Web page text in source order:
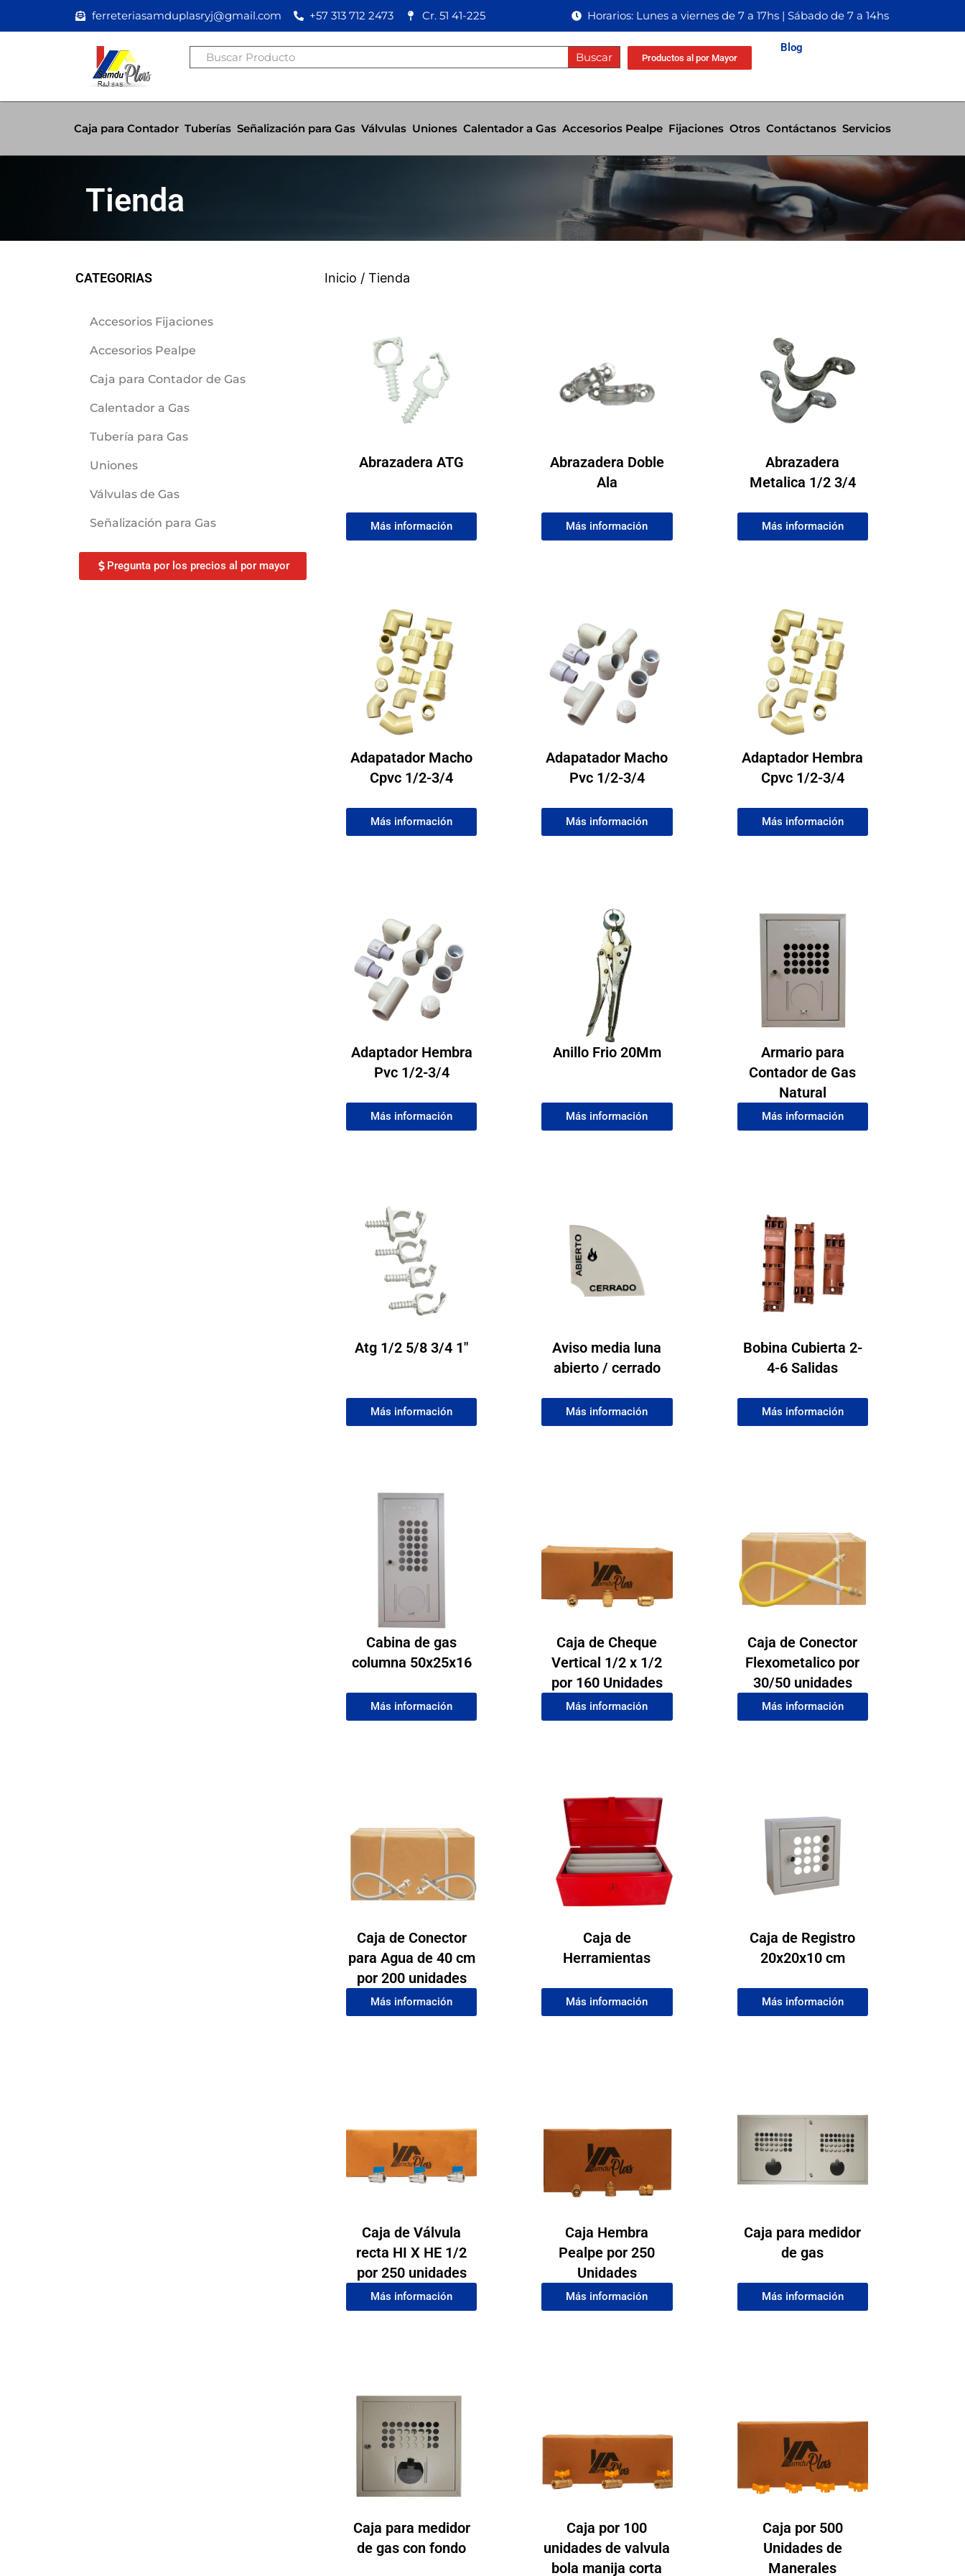
ferreteriasamduplasryj@gmail.com +57 313 712 2473 Cr. 51 41-225 Horarios: Lunes a viernes de 7 a 17hs | Sábado de 7 a 14hs
Buscar Buscar Productos al por Mayor
Blog
Caja para Contador Tuberías Señalización para Gas Válvulas Uniones Calentador a Gas Accesorios Pealpe Fijaciones Otros Contáctanos Servicios
Tienda
CATEGORIAS
Accesorios Fijaciones
Accesorios Pealpe
Caja para Contador de Gas
Calentador a Gas
Tubería para Gas
Uniones
Válvulas de Gas
Señalización para Gas
Pregunta por los precios al por mayor
Inicio / Tienda
Abrazadera ATG
Más información
Abrazadera Doble
Ala
Más información
Abrazadera
Metalica 1/2 3/4
Más información
Adapatador Macho
Cpvc 1/2-3/4
Más información
Adapatador Macho
Pvc 1/2-3/4
Más información
Adaptador Hembra
Cpvc 1/2-3/4
Más información
Adaptador Hembra
Pvc 1/2-3/4
Más información
Anillo Frio 20Mm
Más información
Armario para
Contador de Gas
Natural
Más información
Atg 1/2 5/8 3/4 1″
Más información
Aviso media luna
abierto / cerrado
Más información
Bobina Cubierta 2-
4-6 Salidas
Más información
Cabina de gas
columna 50x25x16
Más información
Caja de Cheque
Vertical 1/2 x 1/2
por 160 Unidades
Más información
Caja de Conector
Flexometalico por
30/50 unidades
Más información
Caja de Conector
para Agua de 40 cm
por 200 unidades
Más información
Caja de
Herramientas
Más información
Caja de Registro
20x20x10 cm
Más información
Caja de Válvula
recta HI X HE 1/2
por 250 unidades
Más información
Caja Hembra
Pealpe por 250
Unidades
Más información
Caja para medidor
de gas
Más información
Caja para medidor
de gas con fondo
Caja por 100
unidades de valvula
bola manija corta
Caja por 500
Unidades de
Manerales